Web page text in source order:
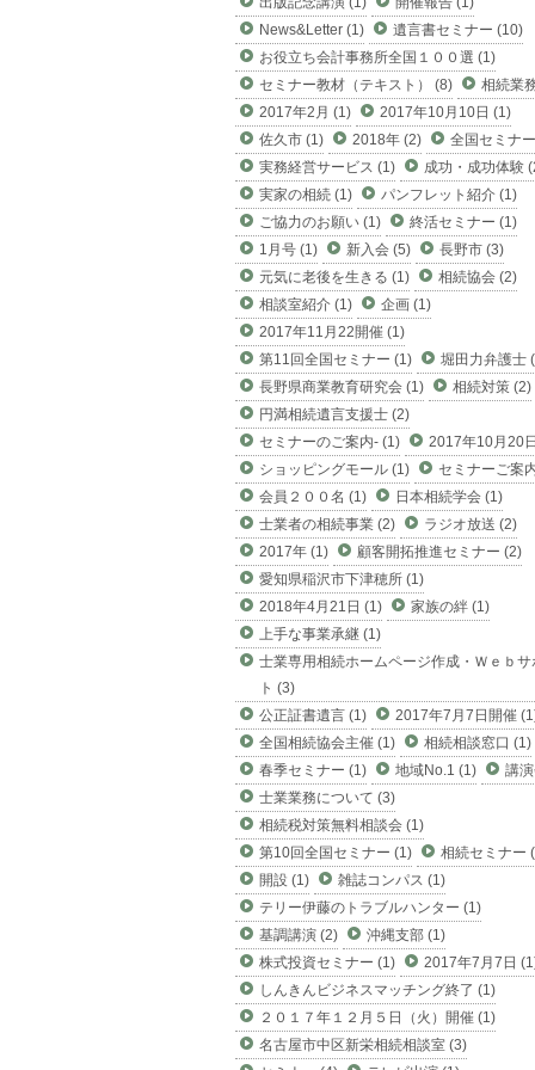
News&Letter (1)
遺言書セミナー (10)
お役立ち会計事務所全国１００選 (1)
セミナー教材（テキスト） (8)
相続業
2017年2月 (1)
2017年10月10日 (1)
佐久市 (1)
2018年 (2)
全国セミナ
実務経営サービス (1)
成功・成功体験
実家の相続 (1)
パンフレット紹介 (1)
ご協力のお願い (1)
終活セミナー (1)
1月号 (1)
新入会 (5)
長野市 (3)
元気に老後を生きる (1)
相続協会 (2)
相談室紹介 (1)
企画 (1)
2017年11月22開催 (1)
第11回全国セミナー (1)
堀田力弁護士
長野県商業教育研究会 (1)
相続対策 (2)
円満相続遺言支援士 (2)
セミナーのご案内- (1)
2017年10月20
ショッピングモール (1)
セミナーご案
会員２００名 (1)
日本相続学会 (1)
士業者の相続事業 (2)
ラジオ放送 (2)
2017年 (1)
顧客開拓推進セミナー (2)
愛知県稲沢市下津穂所 (1)
2018年4月21日 (1)
家族の絆 (1)
上手な事業承継 (1)
士業専用相続ホームページ作成・Ｗｅｂサ
ト (3)
公正証書遺言 (1)
2017年7月7日開催
全国相続協会主催 (1)
相続相談窓口 (1)
春季セミナー (1)
地域No.1 (1)
講
士業業務について (3)
相続税対策無料相談会 (1)
第10回全国セミナー (1)
相続セミナー
開設 (1)
雑誌コンパス (1)
テリー伊藤のトラブルハンター (1)
基調講演 (2)
沖縄支部 (1)
株式投資セミナー (1)
2017年7月7日
しんきんビジネスマッチング終了 (1)
２０１７年１２月５日（火）開催 (1)
名古屋市中区新栄相続相談室 (3)